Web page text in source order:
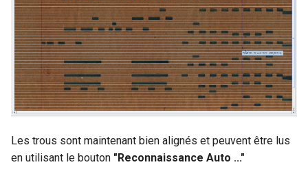
Les trous sont maintenant bien alignés et peuvent être lus
en utilisant le bouton "Reconnaissance Auto ..."